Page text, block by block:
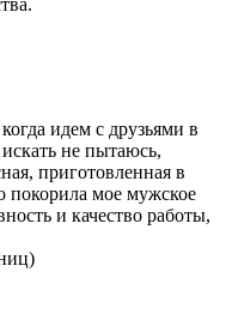
идем с друзьями в
не пытаюсь,
приготовленная в
покорила мое мужское
и качество работы,